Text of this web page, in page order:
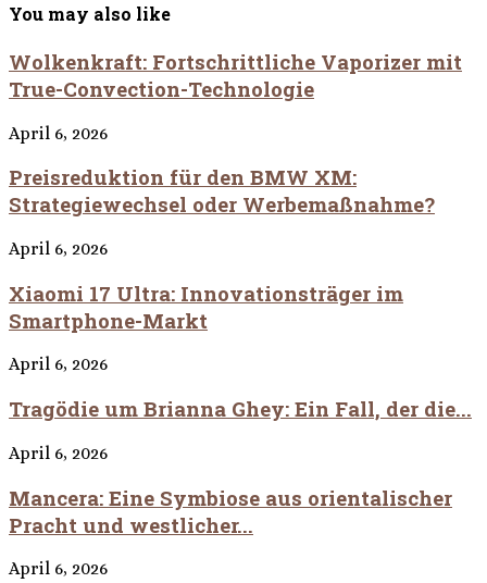
You may also like
Wolkenkraft: Fortschrittliche Vaporizer mit
True-Convection-Technologie
April 6, 2026
Preisreduktion für den BMW XM:
Strategiewechsel oder Werbemaßnahme?
April 6, 2026
Xiaomi 17 Ultra: Innovationsträger im
Smartphone-Markt
April 6, 2026
Tragödie um Brianna Ghey: Ein Fall, der die...
April 6, 2026
Mancera: Eine Symbiose aus orientalischer
Pracht und westlicher...
April 6, 2026